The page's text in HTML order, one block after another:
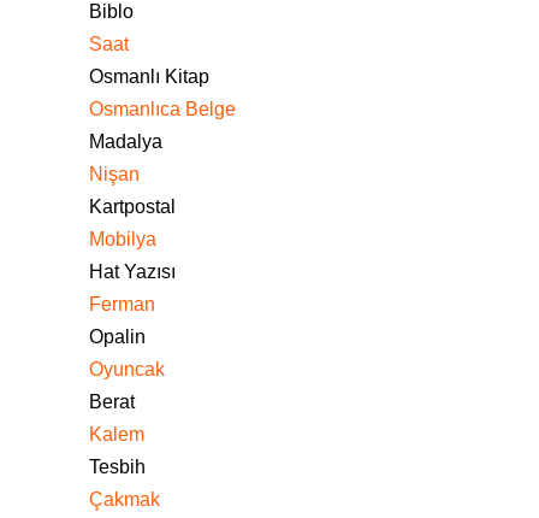
Biblo
Saat
Osmanlı Kitap
Osmanlıca Belge
Madalya
Nişan
Kartpostal
Mobilya
Hat Yazısı
Ferman
Opalin
Oyuncak
Berat
Kalem
Tesbih
Çakmak